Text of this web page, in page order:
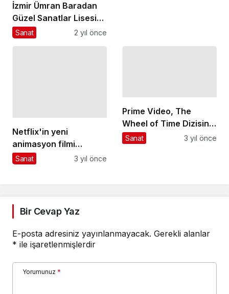
İzmir Ümran Baradan
Güzel Sanatlar Lisesi
öğrencilerinden “Solo
Sanat 2 yıl önce
Netflix'in yeni
animasyon filmi
Tavuklar Firarda:
gerçekleşti
Sanat 3 yıl önce
Prime Video, The
Wheel of Time Dizisinin
İkinci Sezon Yayın
Sanat 3 yıl önce
Bir Cevap Yaz
E-posta adresiniz yayınlanmayacak. Gerekli alanlar
* ile işaretlenmişlerdir
Yorumunuz *